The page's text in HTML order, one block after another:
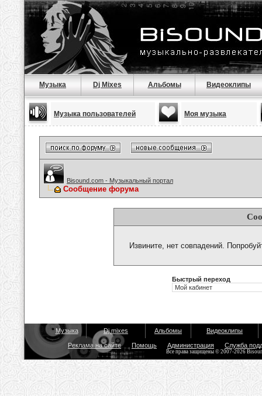
Музыка Dj Mixes Альбомы Видеоклипы
Музыка пользователей Моя музыка
Bisound.com - Музыкальный портал
Сообщение форума
Извините, нет совпадений.
Быстрый переход
Музыка Dj mixes Альбомы Видеоклипы
Реклама на сайте Помощь Администрация Служба
Все права защищены © 2007-2026